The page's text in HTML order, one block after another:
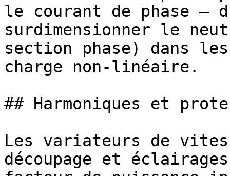
le courant de phase —
surdimensionner le
section phase) dans
charge non-linéaire.
## Harmoniques et
Les variateurs de
découpage et